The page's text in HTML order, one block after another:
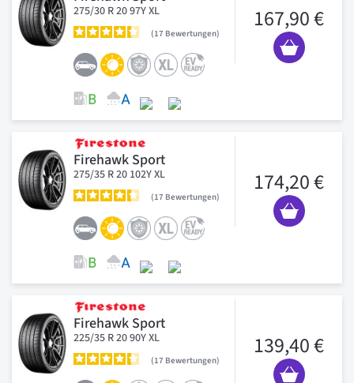
275/30 R 20 97Y XL
17 Bewertungen
167,90 €
Firehawk Sport
275/35 R 20 102Y XL
17 Bewertungen
174,20 €
Firehawk Sport
225/35 R 20 90Y XL
17 Bewertungen
139,40 €